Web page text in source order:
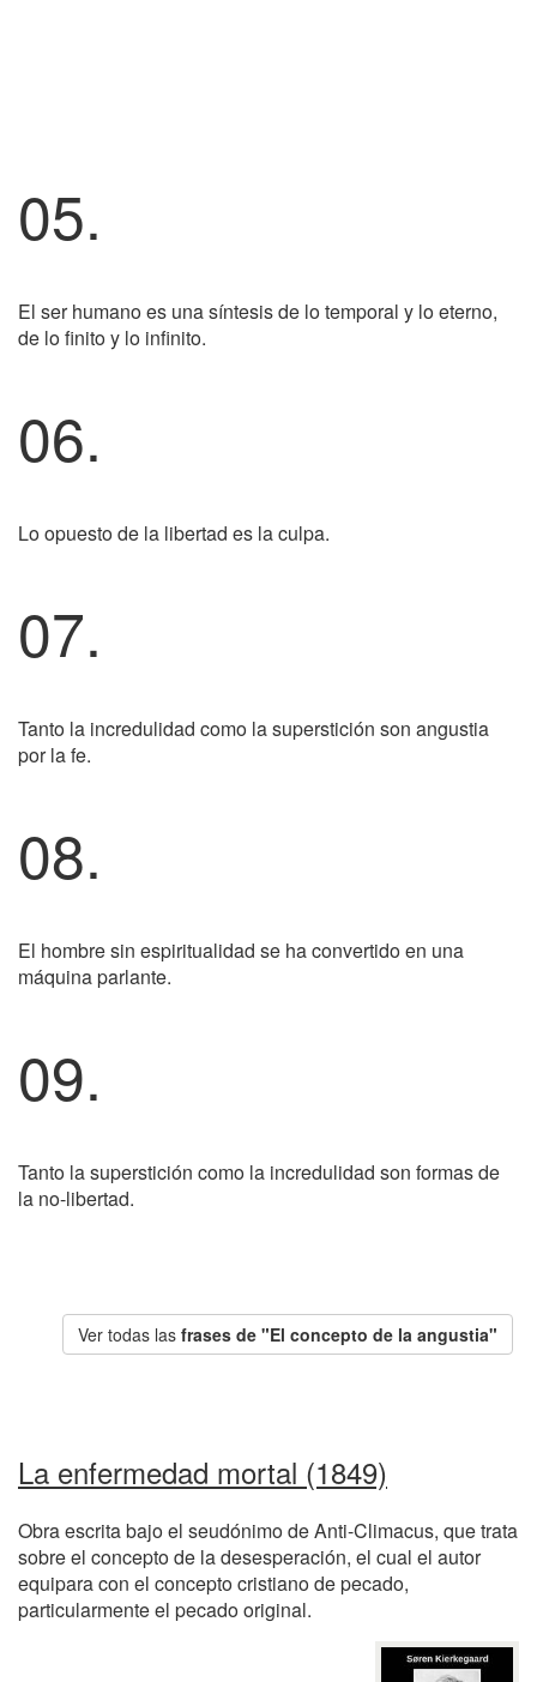
05.
El ser humano es una síntesis de lo temporal y lo eterno,
de lo finito y lo infinito.
06.
Lo opuesto de la libertad es la culpa.
07.
Tanto la incredulidad como la superstición son angustia
por la fe.
08.
El hombre sin espiritualidad se ha convertido en una
máquina parlante.
09.
Tanto la superstición como la incredulidad son formas de
la no-libertad.
Ver todas las frases de "El concepto de la angustia"
La enfermedad mortal (1849)
Obra escrita bajo el seudónimo de Anti-Climacus, que trata
sobre el concepto de la desesperación, el cual el autor
equipara con el concepto cristiano de pecado,
particularmente el pecado original.